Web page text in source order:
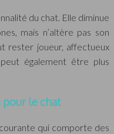
du chat. Elle diminue
mais n’altère pas son
rester joueur, affectueux
également être plus
pour le chat
qui comporte des